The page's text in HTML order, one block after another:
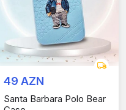
49 AZN
Santa Barbara Polo Bear